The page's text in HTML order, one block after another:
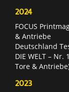
2024
FOCUS
& Antriebe
Deutschland
DIE WELT –
Tore &
2023